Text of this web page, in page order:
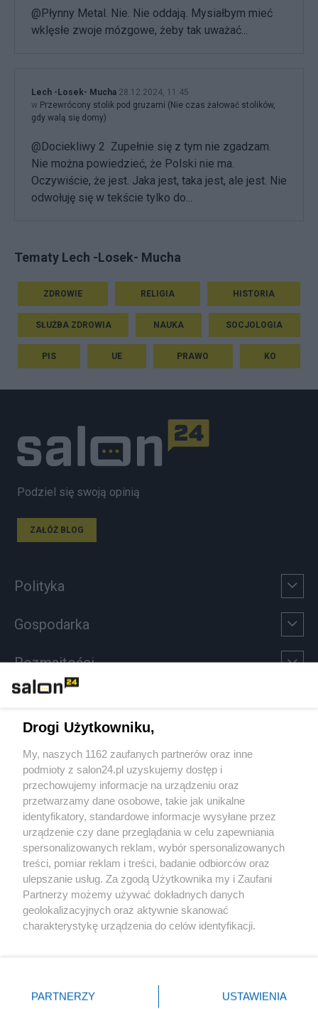
@Płynny Metal. Nie. Nie oddają. Mysiałbym mieć
wklęsłe zwoje mózgowe, żeby tak uważać...
Lech -Losek- Mucha 28.12.2024, 11:45
w Przewrócony stolik pod gruzami (Nie czas żałować stolików,
gdy walą się domy)
@Dociekliwy 2 Zupełnie się z tym nie zgadzam.
Nie można powiedzieć, że Polski nie ma.
Oczywiście, że jest. Jaka jest, taka jest, ale jest. Nie
odwołuję się w tekście tylko do...
Tematy Lech -Losek- Mucha
ZDROWIE RELIGIA HISTORIA
SŁUŻBA ZDROWIA NAUKA SOCJOLOGIA
PIS UE PRAWO KO
Podziel się swoją opinią
ZAŁÓŻ BLOG
Polityka
Gospodarka
Rozmaitości
Sport
Społeczeństwo
Kultura
X Facebook Instagram Youtube
Drogi Użytkowniku,
My, naszych 1162 zaufanych partnerów oraz inne
podmioty z salon24.pl uzyskujemy dostęp i
przechowujemy informacje na urządzeniu oraz
przetwarzamy dane osobowe, takie jak unikalne
identyfikatory, standardowe informacje wysyłane przez
urządzenie czy dane przeglądania w celu zapewniania
spersonalizowanych reklam, wybór spersonalizowanych
treści, pomiar reklam i treści, badanie odbiorców oraz
ulepszanie usług. Za zgodą Użytkownika my i Zaufani
Partnerzy możemy używać dokładnych danych
geolokalizacyjnych oraz aktywnie skanować
charakterystykę urządzenia do celów identyfikacji.
zmienić/wycofać klikając przycisk ustawień prywatności
znajdujący się w lewym dolnym rogu strony
PARTNERZY USTAWIENIA